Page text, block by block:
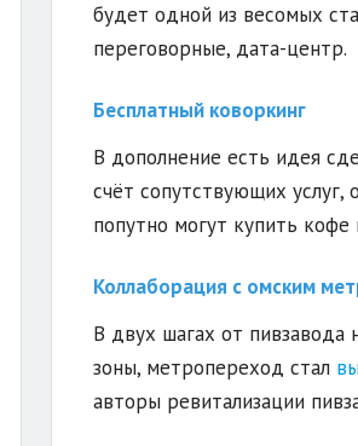
будет одной из весомых
переговорные, дата-центр.
Бесплатный коворкинг
В дополнение есть идея
счёт сопутствующих
попутно могут купить кофе
Коллаборация с омским
В двух шагах от пивзавода
зоны, метропереход стал
авторы ревитализации